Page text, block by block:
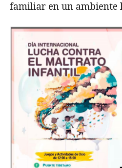
familiar en un ambiente